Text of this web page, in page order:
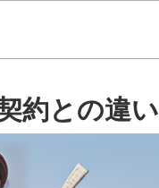
約との違い